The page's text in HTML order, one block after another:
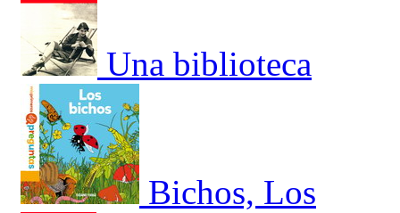
Una biblioteca
Bichos, Los